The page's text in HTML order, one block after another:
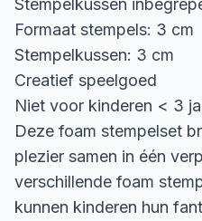
Stempelkussen
Formaat stempels: 3 cm
Stempelkussen: 3 cm
Creatief speelgoed
Niet voor kinderen < 3
Deze foam stempelset
plezier samen in één
verschillende foam
kunnen kinderen hun